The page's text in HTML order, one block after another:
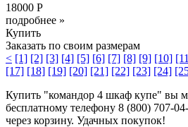
18000 Р
подробнее »
Купить
Заказать по своим размерам
< [1] [2] [3] [4] [5] [6] [7] [8] [9] [10]
[17] [18] [19] [20] [21] [22] [23] [24]
Купить "командор 4 шкаф купе" вы
бесплатному телефону 8 (800) 707-
через корзину. Удачных покупок!